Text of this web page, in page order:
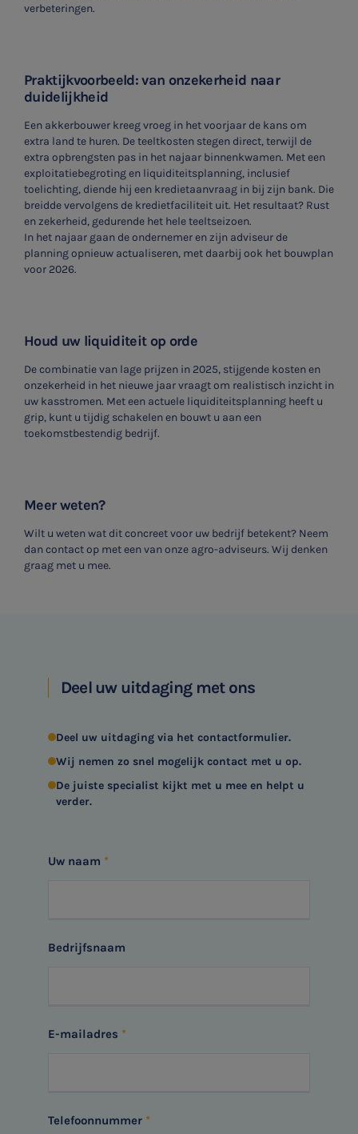
verbeteringen.
Praktijkvoorbeeld: van onzekerheid naar
duidelijkheid
Een akkerbouwer kreeg vroeg in het voorjaar de kans om
extra land te huren. De teeltkosten stegen direct, terwijl de
extra opbrengsten pas in het najaar binnenkwamen. Met een
exploitatiebegroting en liquiditeitsplanning, inclusief
toelichting, diende hij een kredietaanvraag in bij zijn bank. Die
breidde vervolgens de kredietfaciliteit uit. Het resultaat? Rust
en zekerheid, gedurende het hele teeltseizoen.
In het najaar gaan de ondernemer en zijn adviseur de
planning opnieuw actualiseren, met daarbij ook het bouwplan
voor 2026.
Houd uw liquiditeit op orde
De combinatie van lage prijzen in 2025, stijgende kosten en
onzekerheid in het nieuwe jaar vraagt om realistisch inzicht in
uw kasstromen. Met een actuele liquiditeitsplanning heeft u
grip, kunt u tijdig schakelen en bouwt u aan een
toekomstbestendig bedrijf.
Meer weten?
Wilt u weten wat dit concreet voor uw bedrijf betekent? Neem
dan contact op met een van onze agro-adviseurs. Wij denken
graag met u mee.
Deel uw uitdaging met ons
Deel uw uitdaging via het contactformulier.
Wij nemen zo snel mogelijk contact met u op.
De juiste specialist kijkt met u mee en helpt u
verder.
Uw naam
Bedrijfsnaam
E-mailadres
Telefoonnummer